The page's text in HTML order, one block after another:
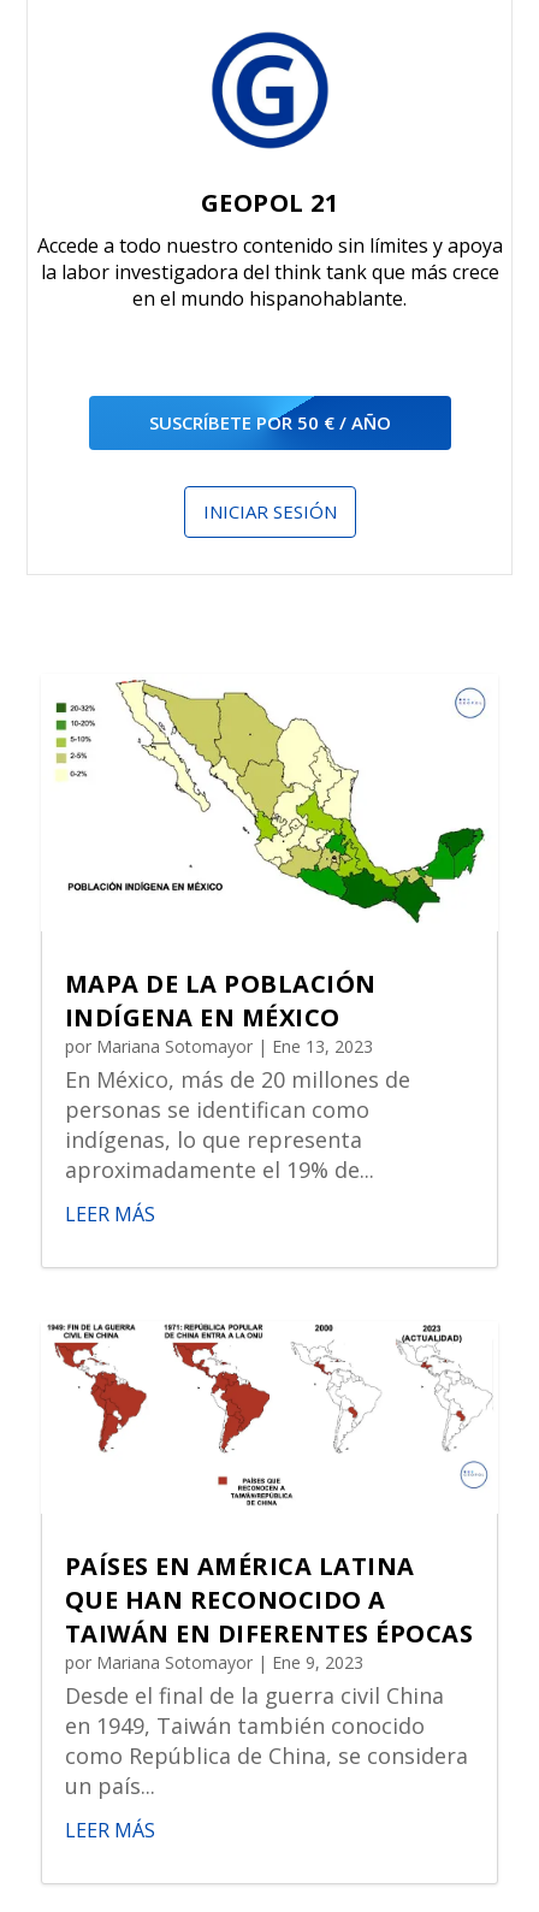
GEOPOL 21
Accede a todo nuestro contenido sin límites y apoya
la labor investigadora del think tank que más crece
en el mundo hispanohablante.
SUSCRÍBETE POR 50 € / AÑO
INICIAR SESIÓN
MAPA DE LA POBLACIÓN
INDÍGENA EN MÉXICO
por Mariana Sotomayor| Ene 13, 2023
En México, más de 20 millones de
personas se identifican como
indígenas, lo que representa
aproximadamente el 19% de...
LEER MÁS
PAÍSES EN AMÉRICA LATINA
QUE HAN RECONOCIDO A
TAIWÁN EN DIFERENTES ÉPOCAS
por Mariana Sotomayor| Ene 9, 2023
Desde el final de la guerra civil China
en 1949, Taiwán también conocido
como República de China, se considera
un país...
LEER MÁS